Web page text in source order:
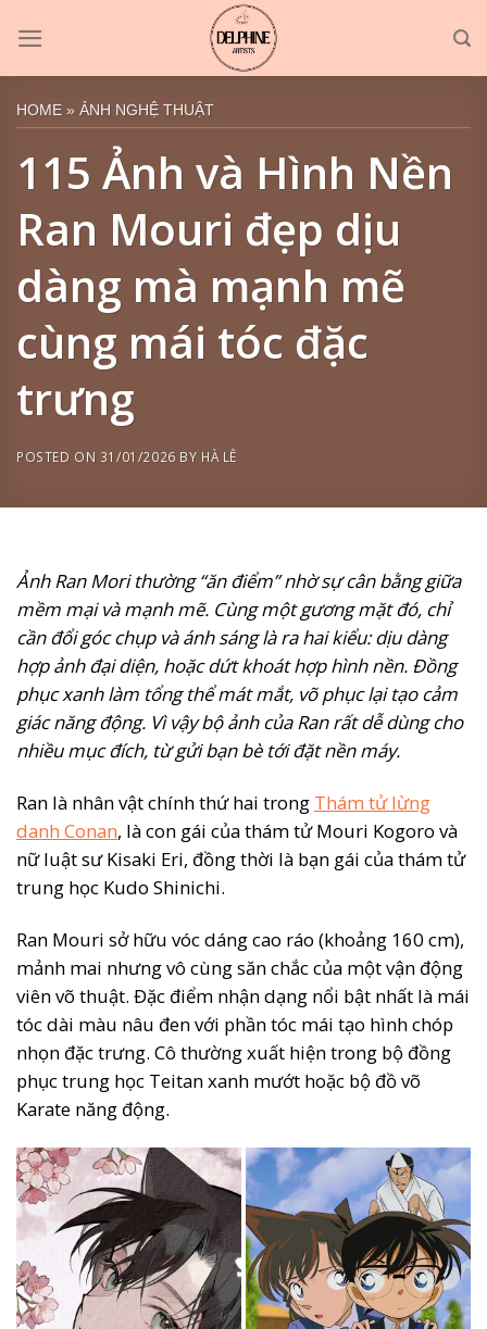
content
HOME » ẢNH NGHỆ THUẬT
115 Ảnh và Hình Nền
Ran Mouri đẹp dịu
dàng mà mạnh mẽ
cùng mái tóc đặc
trưng
POSTED ON 31/01/2026 BY HÀ LÊ
Ảnh Ran Mori thường “ăn điểm” nhờ sự cân bằng giữa
mềm mại và mạnh mẽ. Cùng một gương mặt đó, chỉ
cần đổi góc chụp và ánh sáng là ra hai kiểu: dịu dàng
hợp ảnh đại diện, hoặc dứt khoát hợp hình nền. Đồng
phục xanh làm tổng thể mát mắt, võ phục lại tạo cảm
giác năng động. Vì vậy bộ ảnh của Ran rất dễ dùng cho
nhiều mục đích, từ gửi bạn bè tới đặt nền máy.
Ran là nhân vật chính thứ hai trong Thám tử lừng
danh Conan, là con gái của thám tử Mouri Kogoro và
nữ luật sư Kisaki Eri, đồng thời là bạn gái của thám tử
trung học Kudo Shinichi.
Ran Mouri sở hữu vóc dáng cao ráo (khoảng 160 cm),
mảnh mai nhưng vô cùng săn chắc của một vận động
viên võ thuật. Đặc điểm nhận dạng nổi bật nhất là mái
tóc dài màu nâu đen với phần tóc mái tạo hình chóp
nhọn đặc trưng. Cô thường xuất hiện trong bộ đồng
phục trung học Teitan xanh mướt hoặc bộ đồ võ
Karate năng động.